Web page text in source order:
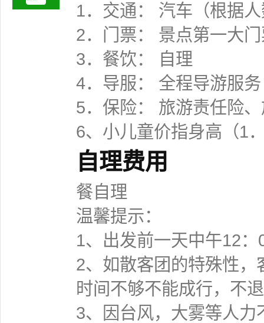
1．交通： 汽车（根据
2．门票： 景点第一大
3．餐饮： 自理
4．导服： 全程导游服务
5．保险： 旅游责任险
6、小儿童价指身高（1
自理费用
餐自理
温馨提示：
1、出发前一天中午12
2、如散客团的特殊性
时间不够不能成行
3、因台风，大雾等人